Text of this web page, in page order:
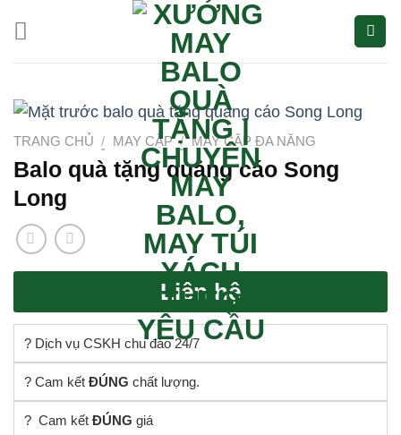
qua
nội
TRANG CHỦ / MAY CẶP / MAY CẶP ĐA NĂNG
Balo quà tặng quảng cáo Song
Long
Liên hệ
? Dịch vụ CSKH chu đáo 24/7
? Cam kết ĐÚNG chất lượng.
? Cam kết ĐÚNG giá